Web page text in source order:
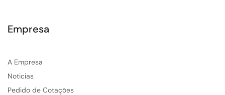
Empresa
A Empresa
Noticias
Pedido de Cotações